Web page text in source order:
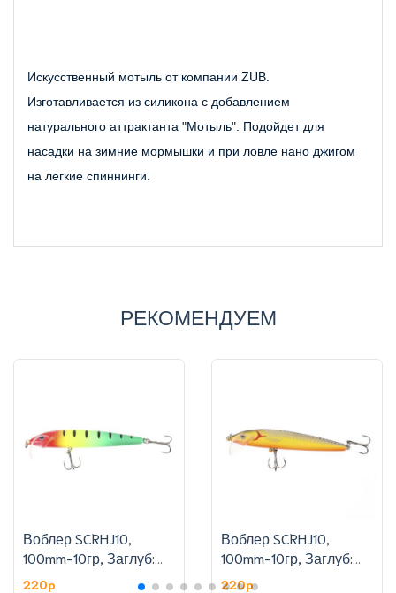
Искусственный мотыль от компании ZUB.
Изготавливается из силикона с добавлением
натурального аттрактанта "Мотыль". Подойдет для
насадки на зимние мормышки и при ловле нано джигом
на легкие спиннинги.
РЕКОМЕНДУЕМ
Воблер SCRHJ10,
100mm-10гр, Заглуб:
1.8-2.4 м, цвет:6
220p
Воблер SCRHJ10,
100mm-10гр, Заглуб:
1.8-2.4 м, цвет:11
220p